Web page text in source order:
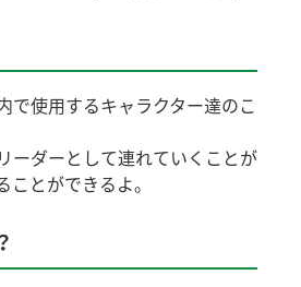
で使用するキャラクター達のこ
ーダーとして連れていくことが
とができるよ。